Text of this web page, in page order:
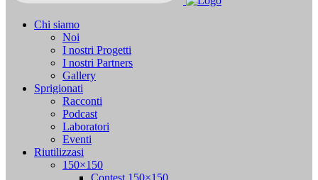
Chi siamo
Noi
I nostri Progetti
I nostri Partners
Gallery
Sprigionati
Racconti
Podcast
Laboratori
Eventi
Riutilizzasi
150×150
Contest 150×150